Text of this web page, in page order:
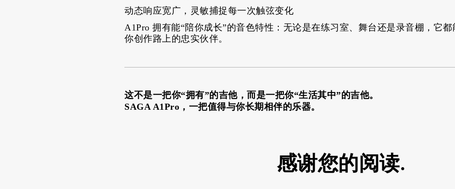
动态响应宽广，灵敏捕捉每一次触弦变化
A1Pro 拥有能“陪你成长”的音色特性：无论是在练习室、舞台还是录音棚，它
你创作路上的忠实伙伴。
这不是一把你“拥有”的吉他，而是一把你“生活其中”的吉他。
SAGA A1Pro，一把值得与你长期相伴的乐器。
感谢您的阅读.